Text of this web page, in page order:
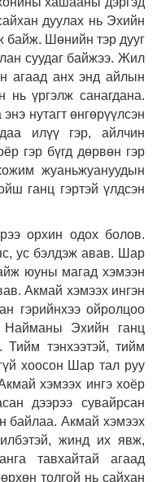
дуулах нь Эхийн
байж. Шөнийн тэр дууг
суудаг байжээ. Жил
агаад анх энд айлын
нь үргэлж санагдана.
нутагт өнгөрүүлсэн
илүү гэр, айлчин
гэр бүгд дөрвөн гэр
жуаньжуануудын
ганц гэртэй үлдсэн
орхин одох болов.
ус бэлдэж авав. Шар
юуны магад хэмээн
Акмай хэмээх ингэн
гэрийнхээ ойролцоо
Эхийн ганц
тэнхээтэй, тийм
хоосон Шар тал руу
хэмээх ингэ хоёр
дээрээ сувайрсан
байлаа. Акмай хэмээх
жинд их явж,
тавхайтай агаад
толгой нь сайхан